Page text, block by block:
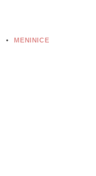
MENINICE